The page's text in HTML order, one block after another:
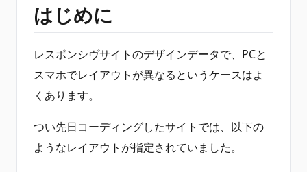
はじめに
レスポンシヴサイトのデザインデータで、PCと
スマホでレイアウトが異なるというケースはよ
くあります。
つい先日コーディングしたサイトでは、以下の
ようなレイアウトが指定されていました。